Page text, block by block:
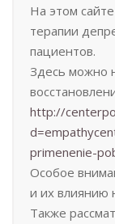
На этом
терапии
пациентов.
Здесь можно
http://
primenenie-
Особое
и их влиянию
Также